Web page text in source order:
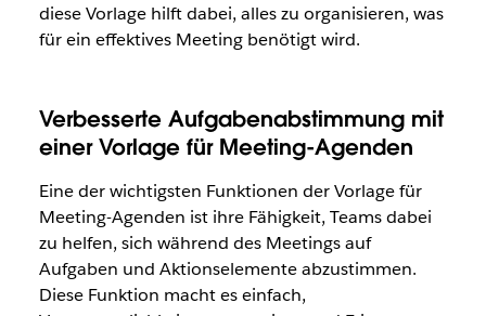
diese Vorlage hilft dabei, alles zu organisieren, was
für ein effektives Meeting benötigt wird.
Verbesserte Aufgabenabstimmung mit
einer Vorlage für Meeting-Agenden
Eine der wichtigsten Funktionen der Vorlage für
Meeting-Agenden ist ihre Fähigkeit, Teams dabei
zu helfen, sich während des Meetings auf
Aufgaben und Aktionselemente abzustimmen.
Diese Funktion macht es einfach,